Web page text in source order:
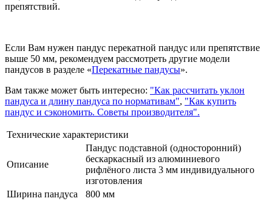
препятствий.
Если Вам нужен пандус перекатной пандус или препятствие
выше 50 мм, рекомендуем рассмотреть другие модели
пандусов в разделе «Перекатные пандусы».
Вам также может быть интересно: "Как рассчитать уклон
пандуса и длину пандуса по нормативам", "Как купить
пандус и сэкономить. Советы производителя".
Технические характеристики
Описание
Пандус подставной (односторонний)
бескаркасный из алюминиевого
рифлёного листа 3 мм индивидуального
изготовления
Ширина пандуса
800 мм